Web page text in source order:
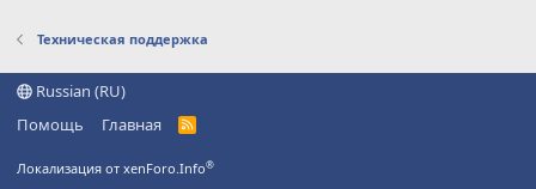
Техническая поддержка
Russian (RU)
Помощь
Главная
R
Локализация от xenForo.Info®